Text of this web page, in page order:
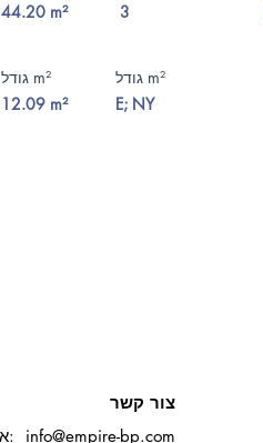
44.20 m²
3
גודל m²
12.09 m²
גודל m²
E; NY
צור קשר
אימייל: info@empire-bp.com